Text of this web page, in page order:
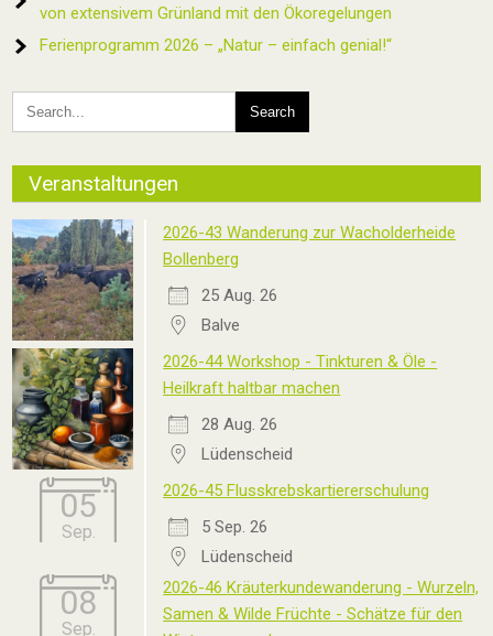
von extensivem Grünland mit den Ökoregelungen
Ferienprogramm 2026 – „Natur – einfach genial!“
Veranstaltungen
2026-43 Wanderung zur Wacholderheide
Bollenberg
25 Aug. 26
Balve
2026-44 Workshop - Tinkturen & Öle -
Heilkraft haltbar machen
28 Aug. 26
Lüdenscheid
05
Sep.
2026-45 Flusskrebskartiererschulung
5 Sep. 26
Lüdenscheid
08
Sep.
2026-46 Kräuterkundewanderung - Wurzeln,
Samen & Wilde Früchte - Schätze für den